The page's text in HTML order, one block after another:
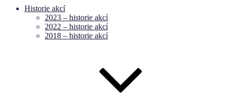
Historie akcí
2023 – historie akcí
2022 – historie akcí
2018 – historie akcí